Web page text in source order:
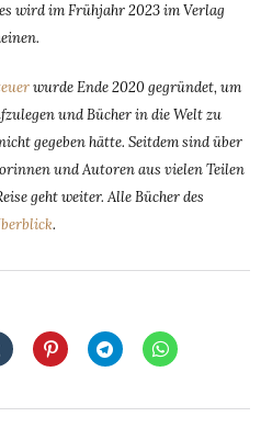
wird im Frühjahr 2023 im Verlag
wurde Ende 2020 gegründet, um
und Bücher in die Welt zu
gegeben hätte. Seitdem sind über
und Autoren aus vielen Teilen
geht weiter. Alle Bücher des
.